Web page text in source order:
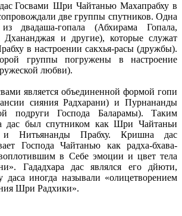
Шри Чайтанью Махапрабху в
две группы спутников. Одна
двадаша-гопала (Абхирама Гопала,
Дхананджая и другие), которые служат
в настроении сакхья-расы (дружбы).
группы погружены в настроение
любви).
является объединенной формой гопи
сияния Радхарани) и Пурнананды
подруги Господа Баларамы). Таким
дас был спутником как Шри Чайтаньи
и Нитьянанды Прабху. Кришна дас
Господа Чайтанью как радха-бхава-
в Себе эмоции и цвет тела
Гададхара дас являлся его дйюти,
даса иногда называли «олицетворением
Шри Радхики».